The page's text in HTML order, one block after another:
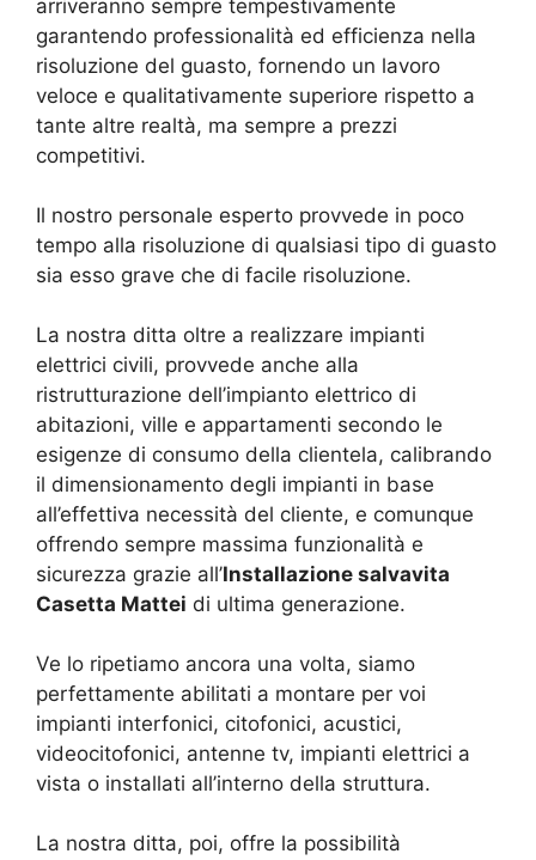
arriveranno sempre tempestivamente
garantendo professionalità ed efficienza nella
risoluzione del guasto, fornendo un lavoro
veloce e qualitativamente superiore rispetto a
tante altre realtà, ma sempre a prezzi
competitivi.
Il nostro personale esperto provvede in poco
tempo alla risoluzione di qualsiasi tipo di guasto
sia esso grave che di facile risoluzione.
La nostra ditta oltre a realizzare impianti
elettrici civili, provvede anche alla
ristrutturazione dell’impianto elettrico di
abitazioni, ville e appartamenti secondo le
esigenze di consumo della clientela, calibrando
il dimensionamento degli impianti in base
all’effettiva necessità del cliente, e comunque
offrendo sempre massima funzionalità e
sicurezza grazie all’Installazione salvavita
Casetta Mattei di ultima generazione.
Ve lo ripetiamo ancora una volta, siamo
perfettamente abilitati a montare per voi
impianti interfonici, citofonici, acustici,
videocitofonici, antenne tv, impianti elettrici a
vista o installati all’interno della struttura.
La nostra ditta, poi, offre la possibilità